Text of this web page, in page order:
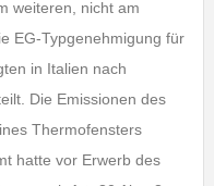
weiteren, nicht am
EG-Typgenehmigung für
in Italien nach
Die Emissionen des
Thermofensters
hatte vor Erwerb des